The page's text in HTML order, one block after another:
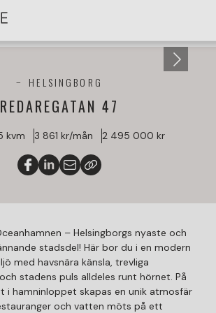
REDAREGATAN 47
HELSINGBORG
kvm 3 861 kr/mån 2 495 000 kr
– Helsingborgs nyaste och
stadsdel! Här bor du i en modern
med havsnära känsla, trevliga
stadens puls alldeles runt hörnet. På
i hamninloppet skapas en unik atmosfär
och vatten möts på ett